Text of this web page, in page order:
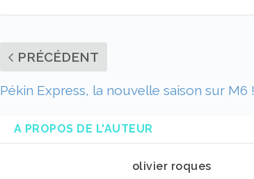
PRÉCÉDENT
Pékin Express, la nouvelle saison sur M6 !
A PROPOS DE L'AUTEUR
olivier roques